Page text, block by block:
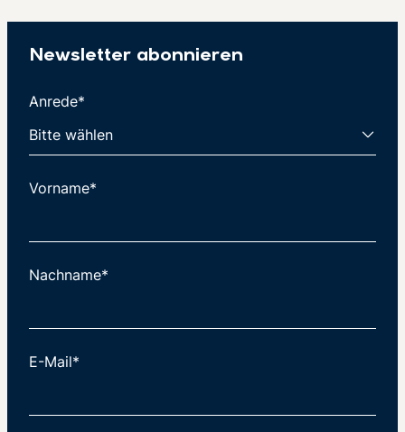
Newsletter abonnieren
Anrede*
Vorname*
Nachname*
E-Mail*